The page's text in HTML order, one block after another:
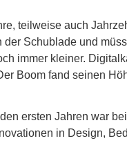
teilweise auch
Schublade und
immer kleiner.
Boom fand seinen
ersten Jahren war
in Design,